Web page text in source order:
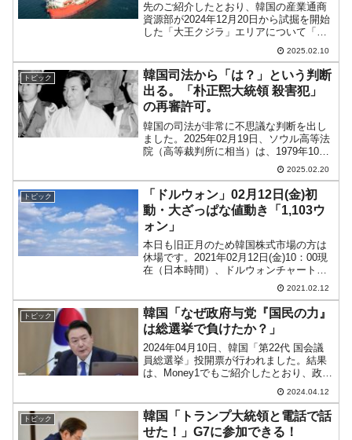
先のご紹介したとおり、韓国の産業通商
資源部が2024年12月20日から試掘を開始
した「大王クジラ」エリアについて「経
済性」がないと判断した――と報じられ
ました。「大王クジラ」エリアは駄目だ
ったわけですが、産業通商資源部はまだ
試掘は続ける、と...
2025.02.10
トピック
韓国司法から「は？」という判断
出る。「朴正煕大統領 殺害犯」
の再審許可。
韓国の司法が非常に不思議な判断を出し
ました。2025年02月19日、ソウル高等法
院（高等裁判所に相当）は、1979年10月
26日に朴正煕（パク・チョンヒ）大統領
を殺害した犯人・金載圭（キム・ジェギ
ュ）さんについての再審を許可するとし
ました。...
2025.02.20
トピック
「ドルウォン」02月12日(金)初
動・大ざっぱな値動き「1,103ウ
ォン」
本日も旧正月のため韓国株式市場の方は
休場です。2021年02月12日(金)10：00現
在（日本時間）、ドルウォンチャートは
以下のようになっています（チャートは
『Investing.com』より引用：以下同）。
ほとんど動いていませんが、現在の...
2021.02.12
トピック
韓国「なぜ政府与党『国民の力』
は総選挙で負けたか？」
2024年04月10日、韓国「第22代 国会議
員総選挙」投開票が行われました。結果
は、Money1でもご紹介したとおり、政府
与党『国民の力』の勢力が弱くなるとい
う大惨敗でした。ただし、韓国メディア
（また日本メディアでも）は大惨敗とい
っていま...
2024.04.12
トピック
韓国「トランプ大統領と電話で話
せた！」G7に参加できる！